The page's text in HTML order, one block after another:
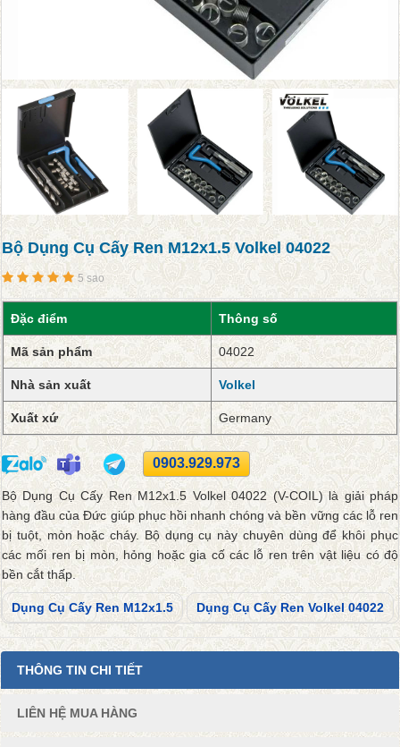
Bộ Dụng Cụ Cấy Ren M12x1.5 Volkel 04022
5 sao
Đặc điểm Thông số
Mã sản phẩm 04022
Nhà sản xuất Volkel
Xuất xứ Germany
0903.929.973
Bộ Dụng Cụ Cấy Ren M12x1.5 Volkel 04022 (V-COIL) là giải pháp
hàng đầu của Đức giúp phục hồi nhanh chóng và bền vững các lỗ ren
bị tuột, mòn hoặc cháy. Bộ dụng cụ này chuyên dùng để khôi phục
các mối ren bị mòn, hỏng hoặc gia cố các lỗ ren trên vật liệu có độ
bền cắt thấp.
Dụng Cụ Cấy Ren M12x1.5 Dụng Cụ Cấy Ren Volkel 04022
THÔNG TIN CHI TIẾT
LIÊN HỆ MUA HÀNG